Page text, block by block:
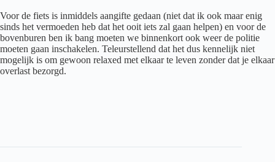
Voor de fiets is inmiddels aangifte gedaan (niet dat ik ook maar enig
sinds het vermoeden heb dat het ooit iets zal gaan helpen) en voor de
bovenburen ben ik bang moeten we binnenkort ook weer de politie
moeten gaan inschakelen. Teleurstellend dat het dus kennelijk niet
mogelijk is om gewoon relaxed met elkaar te leven zonder dat je elkaar
overlast bezorgd.